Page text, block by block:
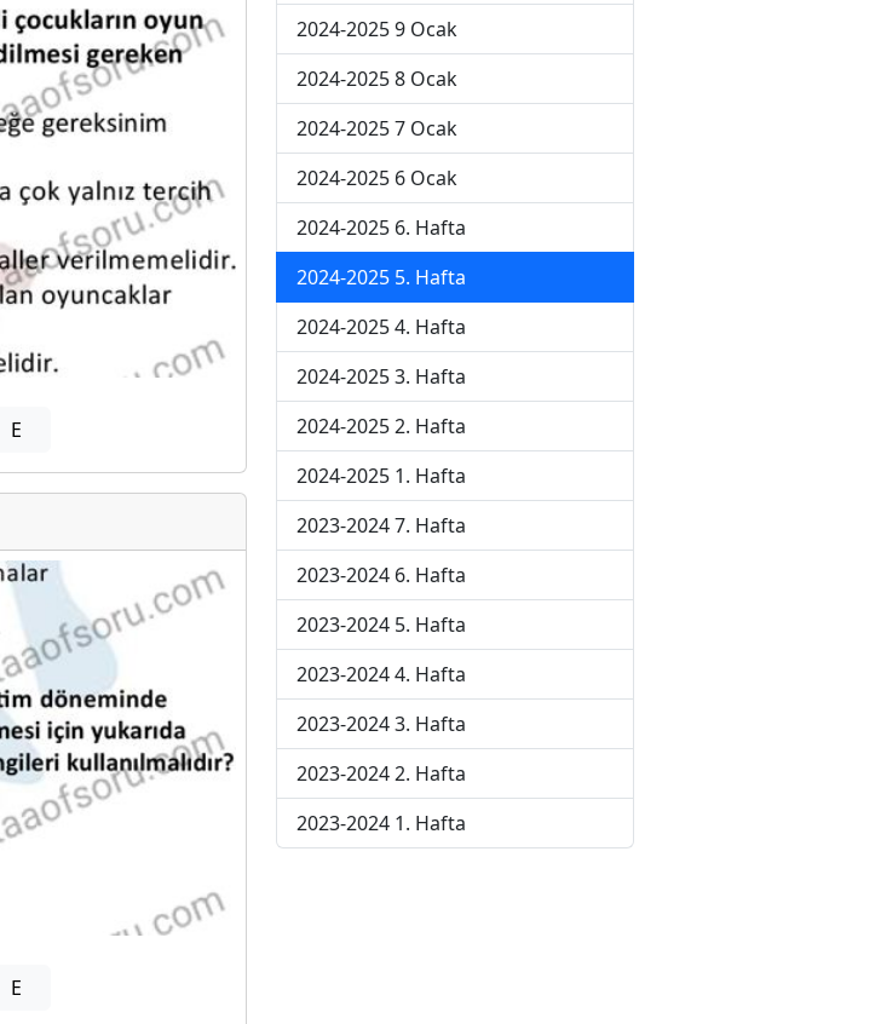
E
E
2024-2025 9 Ocak
2024-2025 8 Ocak
2024-2025 7 Ocak
2024-2025 6 Ocak
2024-2025 6. Hafta
2024-2025 5. Hafta
2024-2025 4. Hafta
2024-2025 3. Hafta
2024-2025 2. Hafta
2024-2025 1. Hafta
2023-2024 7. Hafta
2023-2024 6. Hafta
2023-2024 5. Hafta
2023-2024 4. Hafta
2023-2024 3. Hafta
2023-2024 2. Hafta
2023-2024 1. Hafta